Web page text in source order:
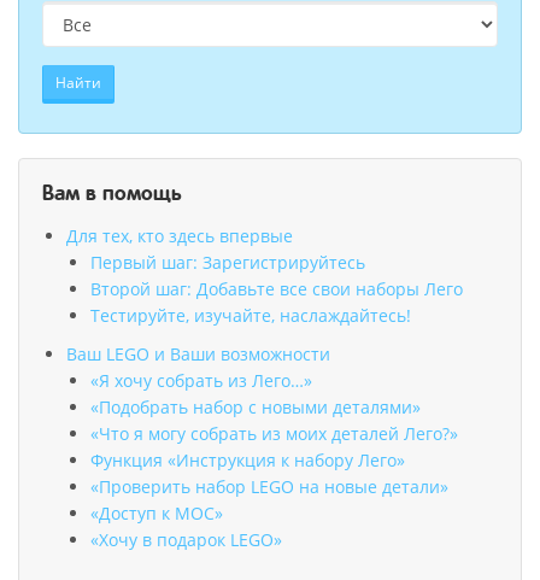
Найти
Вам в помощь
Для тех, кто здесь впервые
Первый шаг: Зарегистрируйтесь
Второй шаг: Добавьте все свои наборы Лего
Тестируйте, изучайте, наслаждайтесь!
Ваш LEGO и Ваши возможности
«Я хочу собрать из Лего…»
«Подобрать набор с новыми деталями»
«Что я могу собрать из моих деталей Лего?»
Функция «Инструкция к набору Лего»
«Проверить набор LEGO на новые детали»
«Доступ к MOC»
«Хочу в подарок LEGO»